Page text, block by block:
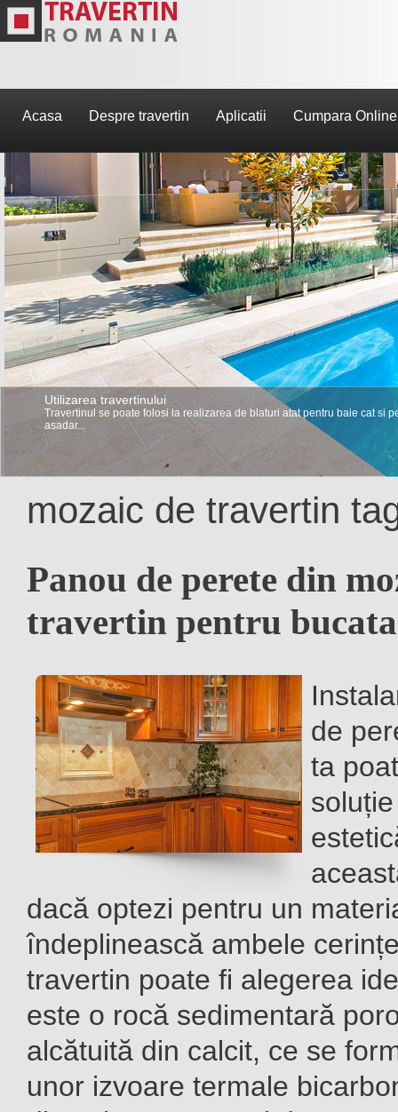
Acasa Despre travertin Aplicatii Cumpara Online
Utilizarea travertinului
Travertinul se poate folosi la realizarea de blaturi atat pentru baie cat si
asadar...
mozaic de travertin
Panou de perete din
travertin pentru
de
ta
dacă optezi pentru un
îndeplinească ambele
travertin poate fi alegerea
este o rocă sedimentară
alcătuită din calcit, ce se
unor izvoare termale